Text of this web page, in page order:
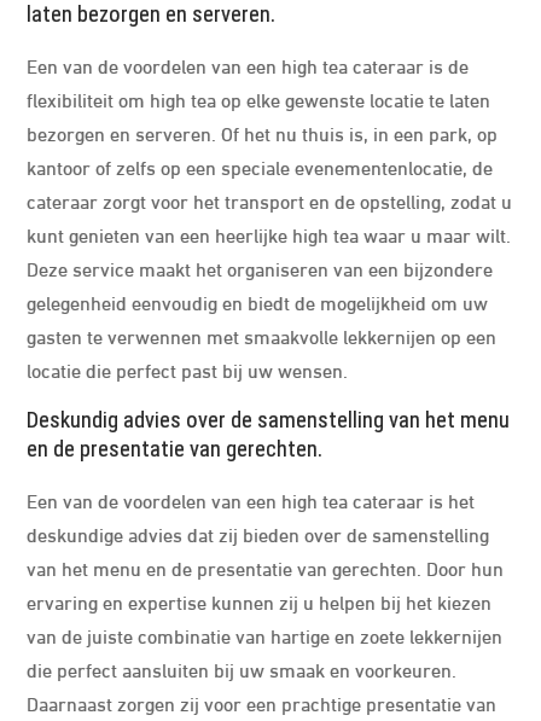
laten bezorgen en serveren.
Een van de voordelen van een high tea cateraar is de
flexibiliteit om high tea op elke gewenste locatie te laten
bezorgen en serveren. Of het nu thuis is, in een park, op
kantoor of zelfs op een speciale evenementenlocatie, de
cateraar zorgt voor het transport en de opstelling, zodat u
kunt genieten van een heerlijke high tea waar u maar wilt.
Deze service maakt het organiseren van een bijzondere
gelegenheid eenvoudig en biedt de mogelijkheid om uw
gasten te verwennen met smaakvolle lekkernijen op een
locatie die perfect past bij uw wensen.
Deskundig advies over de samenstelling van het menu
en de presentatie van gerechten.
Een van de voordelen van een high tea cateraar is het
deskundige advies dat zij bieden over de samenstelling
van het menu en de presentatie van gerechten. Door hun
ervaring en expertise kunnen zij u helpen bij het kiezen
van de juiste combinatie van hartige en zoete lekkernijen
die perfect aansluiten bij uw smaak en voorkeuren.
Daarnaast zorgen zij voor een prachtige presentatie van